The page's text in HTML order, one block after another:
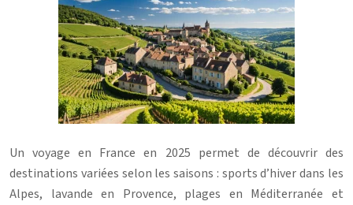
Un voyage en France en 2025 permet de découvrir des
destinations variées selon les saisons : sports d’hiver dans les
Alpes, lavande en Provence, plages en Méditerranée et